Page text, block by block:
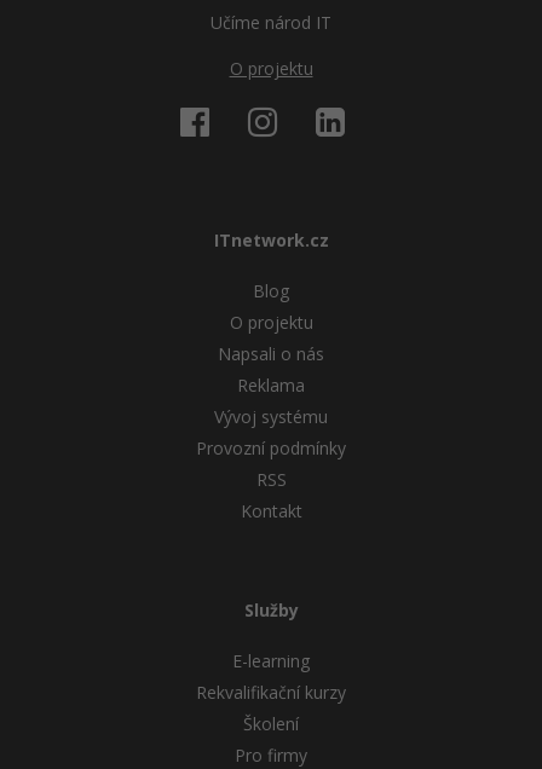
Učíme národ IT
O projektu
ITnetwork.cz
Blog
O projektu
Napsali o nás
Reklama
Vývoj systému
Provozní podmínky
RSS
Kontakt
Služby
E-learning
Rekvalifikační kurzy
Školení
Pro firmy